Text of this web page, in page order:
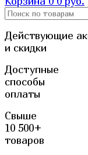
Действующие
и скидки
Доступные
способы
оплаты
Свыше
10 500+
товаров